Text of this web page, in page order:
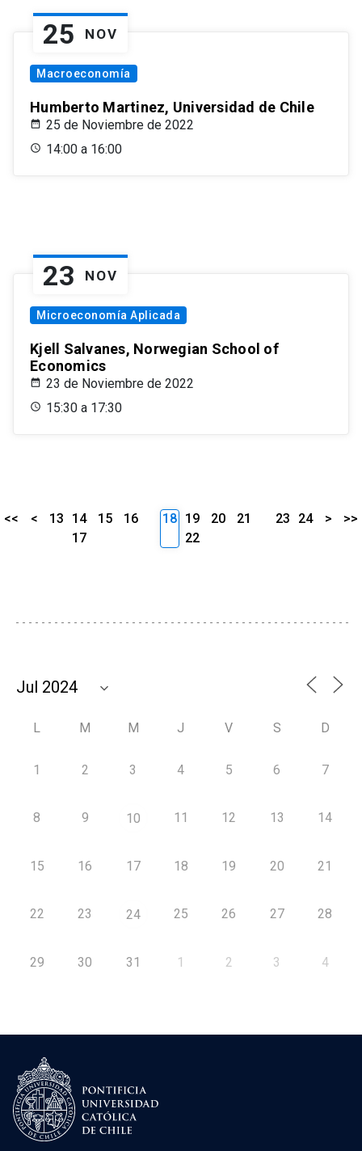
25 NOV
Macroeconomía
Humberto Martinez, Universidad de Chile
25 de Noviembre de 2022
14:00 a 16:00
23 NOV
Microeconomía Aplicada
Kjell Salvanes, Norwegian School of
Economics
23 de Noviembre de 2022
15:30 a 17:30
<< < 13 14 15
16
17
18 19 20
21
22
23 24 > >>
L M M J V S D
1 2 3 4 5 6 7
8 9 10 11 12 13 14
15 16 17 18 19 20 21
22 23 24 25 26 27 28
29 30 31 1 2 3 4